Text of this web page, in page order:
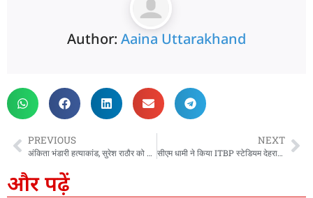
Author: Aaina Uttarakhand
PREVIOUS
अंकिता भंडारी हत्याकांड, सुरेश राठौर को हाईकोर्ट से मिली राहत, सभी मुकदमों में गिरफ्तारी पर लगी रोक
NEXT
सीएम धामी ने किया ITBP स्टेडियम देहरादून में सेवा संकल्प (धारिणी) फाउंडेशन द्वारा आयोजित दो दिवसीय माल्टा महोत्सव में प्रतिभाग
और पढ़ें